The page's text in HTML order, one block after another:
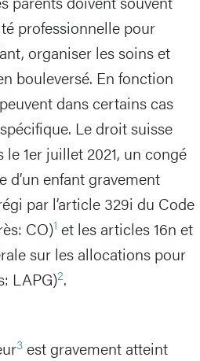
professionnelle pour
organiser les soins et
bouleversé. En fonction
dans certains cas
Le droit suisse
1er juillet 2021, un congé
d’un enfant gravement
par l’article 329i du Code
CO)1 et les articles 16n et
sur les allocations pour
LAPG)2.
3 est gravement atteint